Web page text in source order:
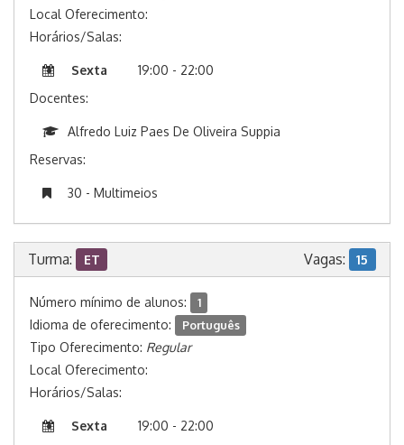
Local Oferecimento:
Horários/Salas:
Sexta
19:00 - 22:00
Docentes:
Alfredo Luiz Paes De Oliveira Suppia
Reservas:
30 - Multimeios
Turma: ET Vagas: 15
Número mínimo de alunos: 1
Idioma de oferecimento: Português
Tipo Oferecimento: Regular
Local Oferecimento:
Horários/Salas:
Sexta
19:00 - 22:00